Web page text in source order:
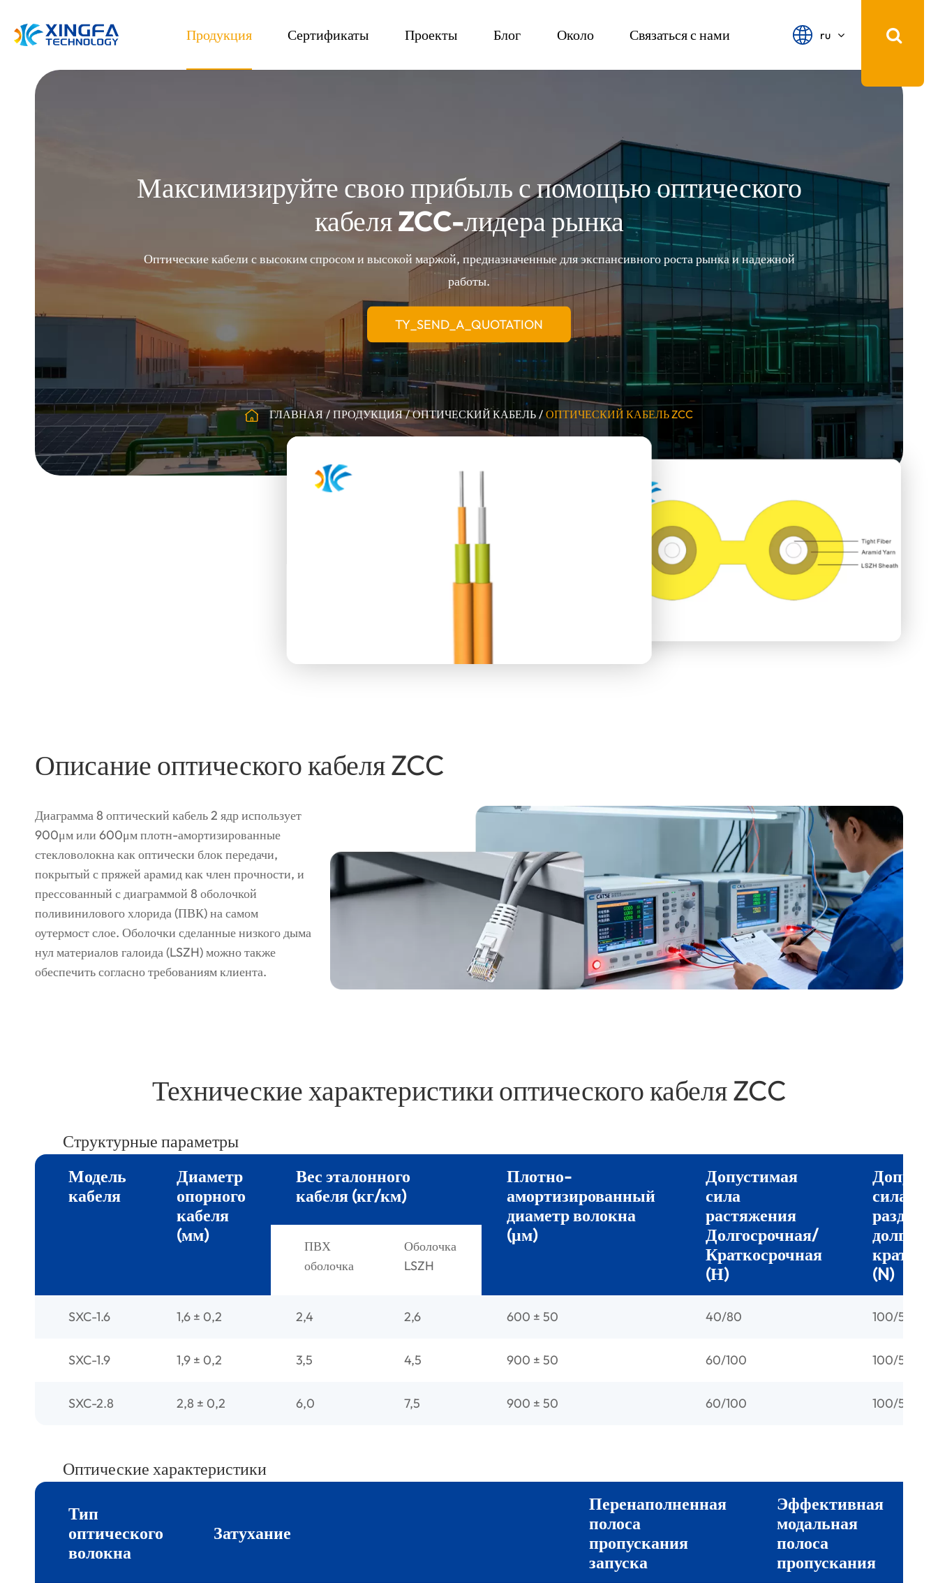
Продукция Сертификаты Проекты Блог Около Связаться с нами
ru
русский
português
中文
Максимизируйте свою прибыль с помощью оптического
кабеля ZCC-лидера рынка
Оптические кабели с высоким спросом и высокой маржой, предназначенные для экспансивного роста рынка и надежной
работы.
TY_SEND_A_QUOTATION
ГЛАВНАЯ ПРОДУКЦИЯ ОПТИЧЕСКИЙ КАБЕЛЬ ОПТИЧЕСКИЙ КАБЕЛЬ ZCC
Описание оптического кабеля ZCC
Диаграмма 8 оптический кабель 2 ядр использует
900μм или 600μм плотн-амортизированные
стекловолокна как оптически блок передачи,
покрытый с пряжей арамид как член прочности, и
прессованный с диаграммой 8 оболочкой
поливинилового хлорида (ПВК) на самом
оутермост слое. Оболочки сделанные низкого дыма
нул материалов галоида (LSZH) можно также
обеспечить согласно требованиям клиента.
Технические характеристики оптического кабеля ZCC
Структурные параметры
Модель
кабеля
Диаметр
опорного
кабеля
(мм)
Вес эталонного
кабеля (кг/км)
Плотно-
амортизированный
диаметр волокна
(μм)
Допустимая
сила
растяжения
Долгосрочная/
Краткосрочная
(Н)
сила
(N)
ПВХ
оболочка
Оболочка
LSZH
SXC-1.6 1,6 ± 0,2 2,4 2,6 600 ± 50 40/80 100/500
SXC-1.9 1,9 ± 0,2 3,5 4,5 900 ± 50 60/100 100/500
SXC-2.8 2,8 ± 0,2 6,0 7,5 900 ± 50 60/100 100/500
Оптические характеристики
Тип
оптического
волокна
Затухание
Перенаполненная
полоса
пропускания
запуска
Эффективная
модальная
полоса
пропускания